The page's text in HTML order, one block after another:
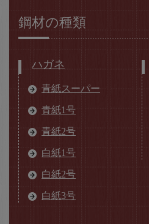
鋼材の種類
ハガネ
青紙スーパー
青紙1号
青紙2号
白紙1号
白紙2号
白紙3号